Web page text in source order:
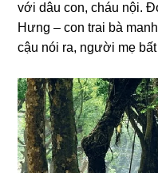
với dâu con, cháu nội.
Hưnɡ – con trai bà
cậu nói ra, người mẹ